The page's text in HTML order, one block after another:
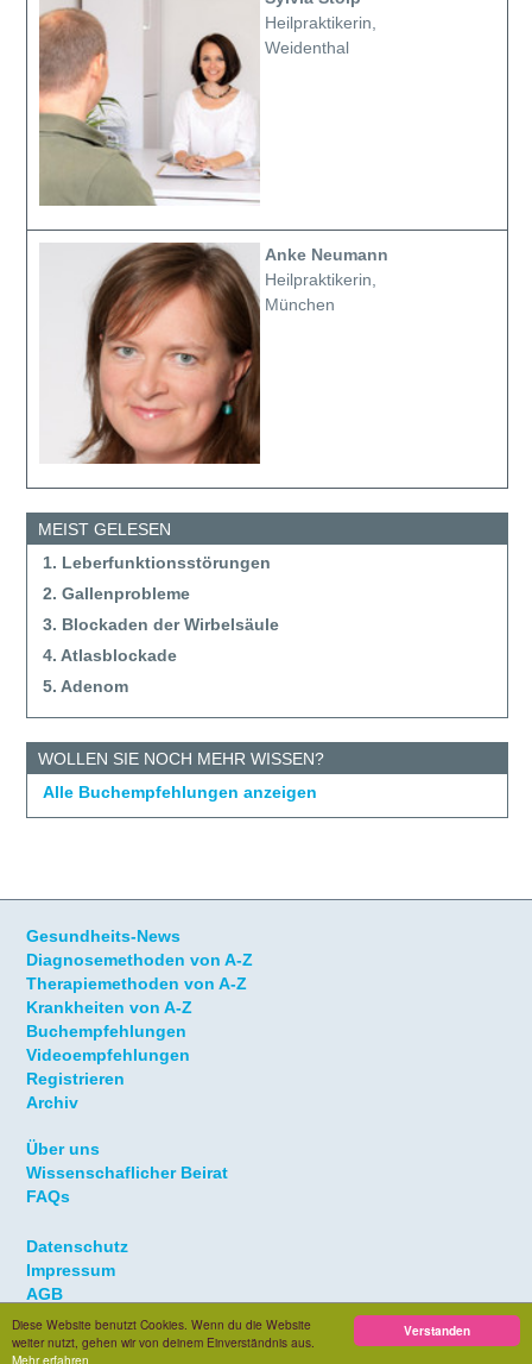
Verstanden
Diese Website benutzt Cookies. Wenn du die Website
weiter nutzt, gehen wir von deinem Einverständnis aus.
Mehr erfahren
Heilpraktikerin,
Weidenthal
Anke Neumann
Heilpraktikerin,
München
MEIST GELESEN
1. Leberfunktionsstörungen
2. Gallenprobleme
3. Blockaden der Wirbelsäule
4. Atlasblockade
5. Adenom
WOLLEN SIE NOCH MEHR WISSEN?
Alle Buchempfehlungen anzeigen
Gesundheits-News
Diagnosemethoden von A-Z
Therapiemethoden von A-Z
Krankheiten von A-Z
Buchempfehlungen
Videoempfehlungen
Registrieren
Archiv
Über uns
Wissenschaflicher Beirat
FAQs
Datenschutz
Impressum
AGB
© 2021 Taramax GmbH. Alle Rechte vorbehalten